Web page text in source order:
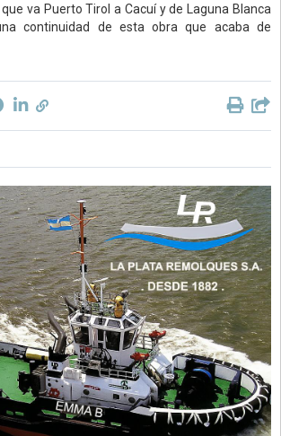
va Puerto Tirol a Cacuí y de Laguna Blanca
continuidad de esta obra que acaba de